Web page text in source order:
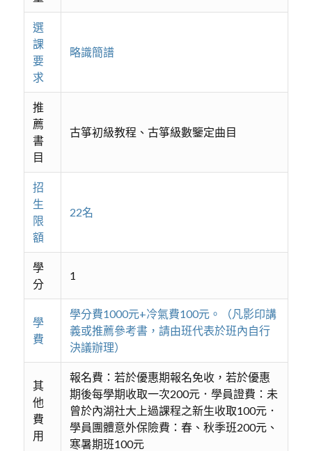
選
課
要
求
略識簡譜
推
薦
書
目
古箏初級教程、古箏級數鑒定曲目
招
生
限
額
22名
學
分
1
學
費
學分費1000元+冷氣費100元。（凡影印講
義或推薦參考書，請由班代表於班內自行
決議辦理）
其
他
費
用
報名費：若於優惠期報名免收，若於優惠
期後每學期收取一次200元．學員證費：未
曾於內湖社大上過課程之新生收取100元．
學員團體意外保險費：春、秋季班200元、
寒暑期班100元